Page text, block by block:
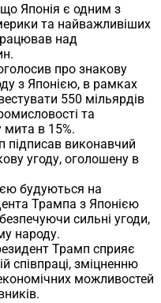
Японія є одним з
та найважливіших
над
про знакову
з Японією, в рамках
550 мільярдів
та
мита в 15%.
підписав виконавчий
угоду, оголошену в
будуються на
Трампа з Японією
сильні угоди,
народу.
Трамп сприяє
співпраці, зміцненню
можливостей